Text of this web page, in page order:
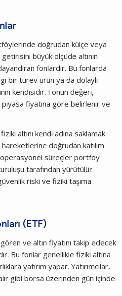
doğrudan külçe veya
büyük ölçüde altının
fonlardır. Bu fonlarda
bir türev ürün ya da dolaylı
kendisidir. Fonun değeri,
piyasa fiyatına göre belirlenir ve
altını kendi adına saklamak
doğrudan katılım
operasyonel süreçler portföy
tarafından yürütülür.
riski ve fiziki taşıma
(ETF)
ve altın fiyatını takip edecek
Bu fonlar genellikle fiziki altına
yatırım yapar. Yatırımcılar,
gibi borsa üzerinden gün içinde